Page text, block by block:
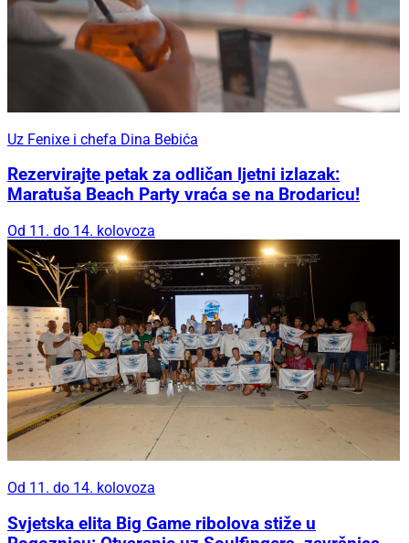
Uz Fenixe i chefa Dina Bebića
Rezervirajte petak za odličan ljetni izlazak:
Maratuša Beach Party vraća se na Brodaricu!
Od 11. do 14. kolovoza
Od 11. do 14. kolovoza
Svjetska elita Big Game ribolova stiže u